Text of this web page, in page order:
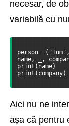
necesar, de
variabilă cu
person
name, _,
print(name)
print(company)
Aici nu ne
așa că pentru